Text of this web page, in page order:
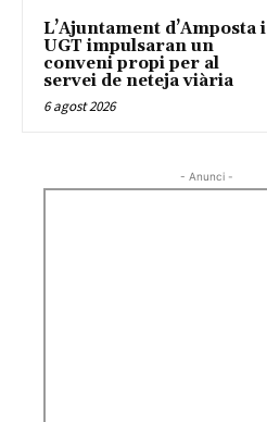
L’Ajuntament d’Amposta i
UGT impulsaran un
conveni propi per al
servei de neteja viària
6 agost 2026
- Anunci -